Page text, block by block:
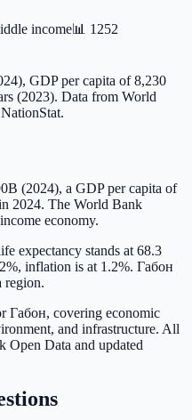
income 📊 1252
GDP per capita of 8,230
(2023). Data from World
(2024), a GDP per capita of
2024. The World Bank
economy.
expectancy stands at 68.3
inflation is at 1.2%. Габон
region.
Габон, covering economic
and infrastructure. All
Open Data and updated